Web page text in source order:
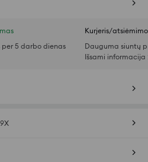
5 darbo dienas
Kurjeris/
Dauguma siuntų
Išsami informacija